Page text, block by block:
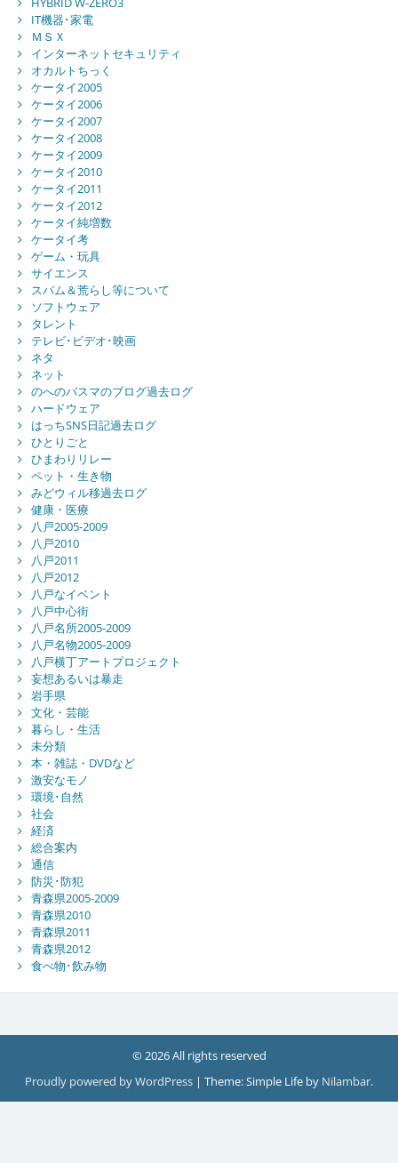
IT機器･家電
ＭＳＸ
インターネットセキュリティ
オカルトちっく
ケータイ2005
ケータイ2006
ケータイ2007
ケータイ2008
ケータイ2009
ケータイ2010
ケータイ2011
ケータイ2012
ケータイ純増数
ケータイ考
ゲーム・玩具
サイエンス
スパム＆荒らし等について
ソフトウェア
タレント
テレビ･ビデオ･映画
ネタ
ネット
のへのバスマのブログ過去ログ
ハードウェア
はっちSNS日記過去ログ
ひとりごと
ひまわりリレー
ペット・生き物
みどウィル移過去ログ
健康・医療
八戸2005-2009
八戸2010
八戸2011
八戸2012
八戸なイベント
八戸中心街
八戸名所2005-2009
八戸名物2005-2009
八戸横丁アートプロジェクト
妄想あるいは暴走
岩手県
文化・芸能
暮らし・生活
未分類
本・雑誌・DVDなど
激安なモノ
環境･自然
社会
経済
総合案内
通信
防災･防犯
青森県2005-2009
青森県2010
青森県2011
青森県2012
食べ物･飲み物
© 2026 All rights reserved
Proudly powered by WordPress | Theme: Simple Life by Nilambar.